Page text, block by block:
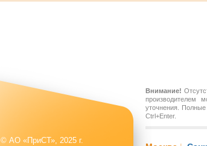
Внимание!
производителем
уточнения.
Ctrl+Enter.
© АО «ПриСТ», 2025 г.